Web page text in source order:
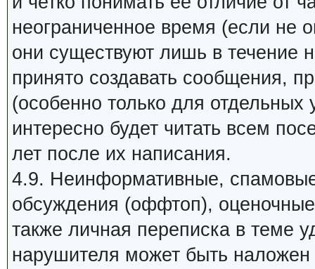
неограниченное время (если не
они существуют лишь в течение
принято создавать сообщения,
(особенно только для
интересно будет читать всем
лет после их написания.
4.9. Неинформативные,
обсуждения (оффтоп),
также личная переписка в теме
нарушителя может быть наложен